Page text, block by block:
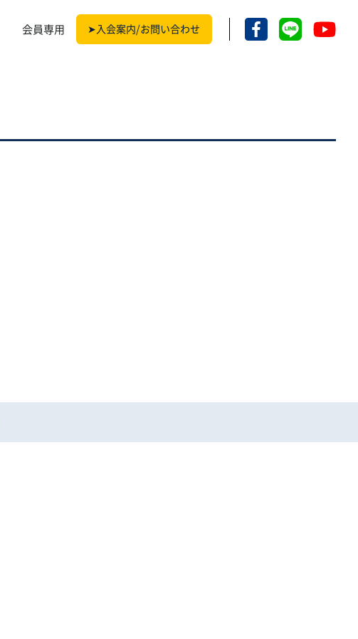
会員専用 ➤入会案内/お問い合わせ